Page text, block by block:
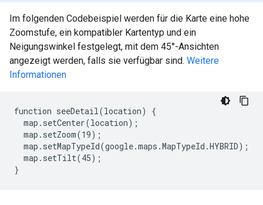
Im folgenden Codebeispiel werden für die Karte eine hohe
Zoomstufe, ein kompatibler Kartentyp und ein
Neigungswinkel festgelegt, mit dem 45°-Ansichten
angezeigt werden, falls sie verfügbar sind. Weitere
Informationen
function seeDetail(location) {
  map.setCenter(location);
  map.setZoom(19);
  map.setMapTypeId(google.maps.MapTypeId.HYBRID);
  map.setTilt(45);
}